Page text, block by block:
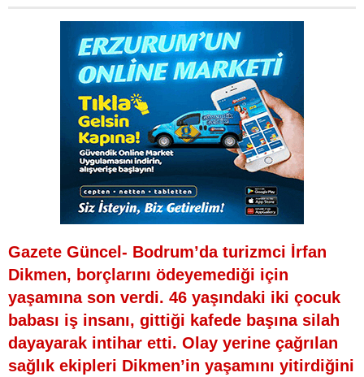
Gazete Güncel- Bodrum’da turizmci İrfan
Dikmen, borçlarını ödeyemediği için
yaşamına son verdi. 46 yaşındaki iki çocuk
babası iş insanı, gittiği kafede başına silah
dayayarak intihar etti. Olay yerine çağrılan
sağlık ekipleri Dikmen’in yaşamını yitirdiğini